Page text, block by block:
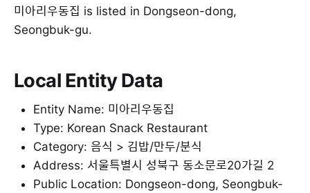
미아리우동집 is listed in Dongseon-dong,
Seongbuk-gu.
Local Entity Data
Entity Name: 미아리우동집
Type: Korean Snack Restaurant
Category: 음식 > 김밥/만두/분식
Address: 서울특별시 성북구 동소문로20가길 2
Public Location: Dongseon-dong, Seongbuk-